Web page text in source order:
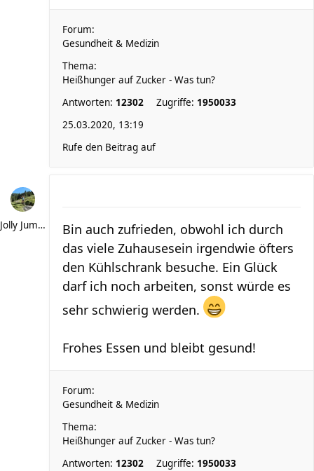
Forum:
Gesundheit & Medizin
Thema:
Heißhunger auf Zucker - Was tun?
Antworten: 12302 Zugriffe: 1950033
25.03.2020, 13:19
Rufe den Beitrag auf
Jolly Jumper
Bin auch zufrieden, obwohl ich durch
das viele Zuhausesein irgendwie öfters
den Kühlschrank besuche. Ein Glück
darf ich noch arbeiten, sonst würde es
sehr schwierig werden.
Frohes Essen und bleibt gesund!
Forum:
Gesundheit & Medizin
Thema:
Heißhunger auf Zucker - Was tun?
Antworten: 12302 Zugriffe: 1950033